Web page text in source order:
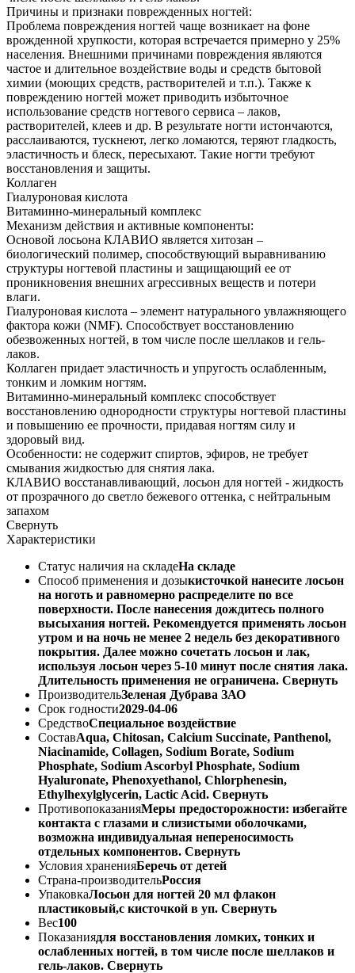
Причины и признаки поврежденных ногтей:
Проблема повреждения ногтей чаще возникает на фоне
врожденной хрупкости, которая встречается примерно у 25%
населения. Внешними причинами повреждения являются
частое и длительное воздействие воды и средств бытовой
химии (моющих средств, растворителей и т.п.). Также к
повреждению ногтей может приводить избыточное
использование средств ногтевого сервиса – лаков,
растворителей, клеев и др. В результате ногти истончаются,
расслаиваются, тускнеют, легко ломаются, теряют гладкость,
эластичность и блеск, пересыхают. Такие ногти требуют
восстановления и защиты.
Коллаген
Гиалуроновая кислота
Витаминно-минеральный комплекс
Механизм действия и активные компоненты:
Основой лосьона КЛАВИО является хитозан –
биологический полимер, способствующий выравниванию
структуры ногтевой пластины и защищающий ее от
проникновения внешних агрессивных веществ и потери
влаги.
Гиалуроновая кислота – элемент натурального увлажняющего
фактора кожи (NMF). Способствует восстановлению
обезвоженных ногтей, в том числе после шеллаков и гель-
лаков.
Коллаген придает эластичность и упругость ослабленным,
тонким и ломким ногтям.
Витаминно-минеральный комплекс способствует
восстановлению однородности структуры ногтевой пластины
и повышению ее прочности, придавая ногтям силу и
здоровый вид.
Особенности: не содержит спиртов, эфиров, не требует
смывания жидкостью для снятия лака.
КЛАВИО восстанавливающий, лосьон для ногтей - жидкость
от прозрачного до светло бежевого оттенка, с нейтральным
запахом
Свернуть
Характеристики
Статус наличия на складеНа складе
Способ применения и дозыкисточкой нанесите лосьон
на ноготь и равномерно распределите по все
поверхности. После нанесения дождитесь полного
высыхания ногтей. Рекомендуется применять лосьон
утром и на ночь не менее 2 недель без декоративного
покрытия. Далее можно сочетать лосьон и лак,
используя лосьон через 5-10 минут после снятия лака.
Длительность применения не ограничена. Свернуть
ПроизводительЗеленая Дубрава ЗАО
Срок годности2029-04-06
СредствоСпециальное воздействие
СоставAqua, Сhitosan, Calcium Succinate, Panthenol,
Niacinamide, Collagen, Sodium Borate, Sodium
Phosphate, Sodium Ascorbyl Phosphate, Sodium
Hyaluronate, Phenoxyethanol, Chlorphenesin,
Ethylhexylglycerin, Lactic Acid. Свернуть
ПротивопоказанияМеры предосторожности: избегайте
контакта с глазами и слизистыми оболочками,
возможна индивидуальная непереносимость
отдельных компонентов. Свернуть
Условия храненияБеречь от детей
Страна-производительРоссия
УпаковкаЛосьон для ногтей 20 мл флакон
пластиковый,с кисточкой в уп. Свернуть
Вес100
Показаниядля восстановления ломких, тонких и
ослабленных ногтей, в том числе после шеллаков и
гель-лаков. Свернуть